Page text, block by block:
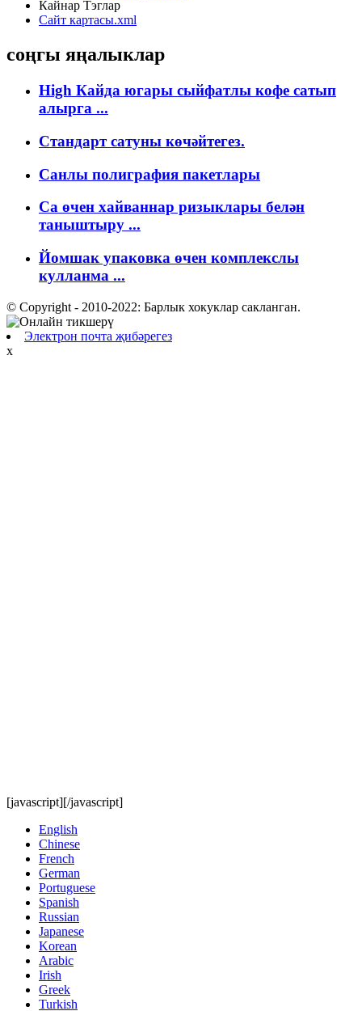
Кайнар Тэглар
Сайт картасы.xml
соңгы яңалыклар
High Кайда югары сыйфатлы кофе сатып
алырга ...
Стандарт сатуны көчәйтегез.
Санлы полиграфия пакетлары
Ca өчен хайваннар ризыклары белән
таныштыру ...
Йомшак упаковка өчен комплекслы
кулланма ...
© Copyright - 2010-2022: Барлык хокуклар сакланган.
Электрон почта җибәрегез
x
[javascript][/javascript]
English
Chinese
French
German
Portuguese
Spanish
Russian
Japanese
Korean
Arabic
Irish
Greek
Turkish